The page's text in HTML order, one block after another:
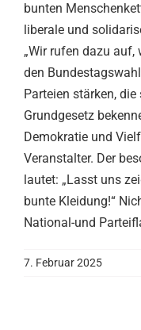
bunten
liberale und
„Wir rufen dazu auf,
den
Parteien stärken,
Grundgesetz
Demokratie und
Veranstalter. Der
lautet: „Lasst uns
bunte Kleidung!“
National-und
7. Februar 2025